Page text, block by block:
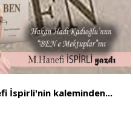
İspirli'nin kaleminden...